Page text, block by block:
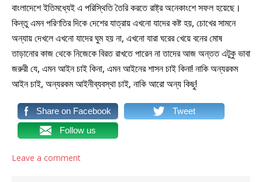
বাংলাদেশে ইতিমধ্যেই এ পরিস্থিতি তৈরি করতে রাষ্ট্র অনেকাংশে সফল হয়েছে।
কিন্তু এমন পরিণতির দিকে দেশের যাত্রায় এখনো যাদের কষ্ট হয়, চোখের সামনে
অন্যায় দেখলে এখনো যাদের ঘুম হয় না, এখনো যারা ঘরের খেয়ে বনের মোষ
তাড়ানোর কাজ থেকে নিজেকে বিরত রাখতে পারেন না তাদের আজ অন্তত এটুকু ভাবা
জরুরী যে, এমন আইন চাই কিনা, এমন আইনের শাসন চাই কিনা! নাকি অন্যরকম
আইন চাই, অন্যরকম আইনীব্যবস্থা চাই, নাকি আরো অন্য কিছু!
Share on Facebook
Tweet
Follow us
Leave a comment